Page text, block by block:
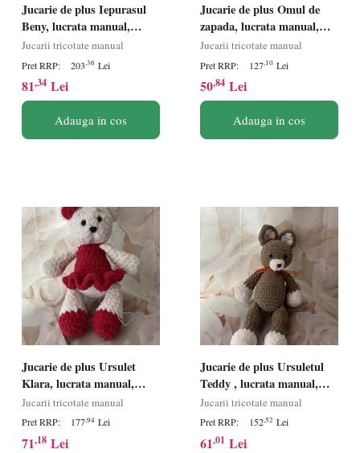
Jucarie de plus Iepurasul
Beny, lucrata manual,
handmade, textil, galben,
35 cm
Jucarii tricotate manual
Pret RRP: 203,36 Lei
81,34 Lei
Adauga in cos
Jucarie de plus Omul de
zapada, lucrata manual,
handmade, textil,
albastru/alb, 23 cm
Jucarii tricotate manual
Pret RRP: 127,10 Lei
50,84 Lei
Adauga in cos
Jucarie de plus Ursulet
Klara, lucrata manual,
handmade, textil, roz/alb,
27 cm
Jucarii tricotate manual
Pret RRP: 177,94 Lei
71,18 Lei
Jucarie de plus Ursuletul
Teddy , lucrata manual,
handmade, textil, maro/alb,
35 cm
Jucarii tricotate manual
Pret RRP: 152,52 Lei
61,01 Lei